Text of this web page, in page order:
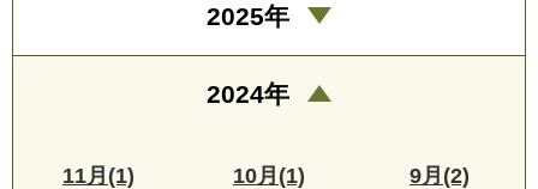
2025年
2024年
11月(1) 10月(1) 9月(2)